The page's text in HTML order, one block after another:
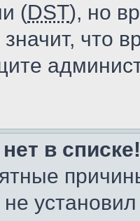
(DST), но
значит, что
в списке!